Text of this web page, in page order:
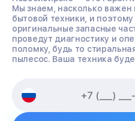
Мы знаем, насколько
бытовой техники, и
оригинальные запасные
проведут диагностику и
поломку, будь то
пылесос. Ваша техника